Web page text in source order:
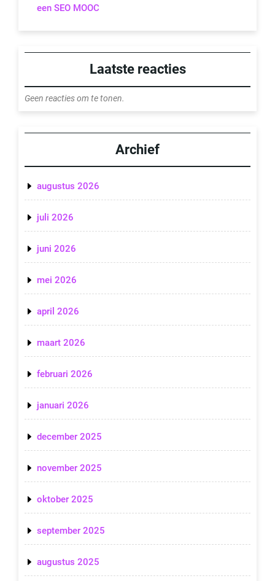
een SEO MOOC
Laatste reacties
Geen reacties om te tonen.
Archief
augustus 2026
juli 2026
juni 2026
mei 2026
april 2026
maart 2026
februari 2026
januari 2026
december 2025
november 2025
oktober 2025
september 2025
augustus 2025